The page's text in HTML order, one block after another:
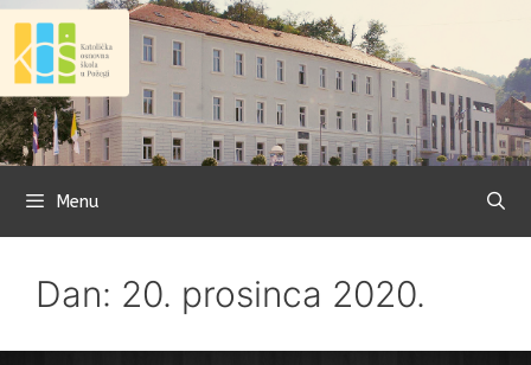
Preskoči
sadržaj
Menu
Dan: 20. prosinca 2020.